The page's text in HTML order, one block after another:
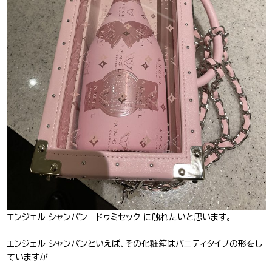
エンジェル シャンパン ドゥミセック に触れたいと思います。
エンジェル シャンパンといえば、その化粧箱はバニティタイプの形をし
ていますが